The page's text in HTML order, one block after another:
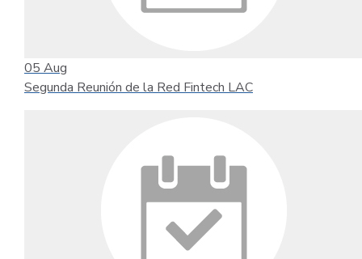
05 Aug
Segunda Reunión de la Red Fintech LAC